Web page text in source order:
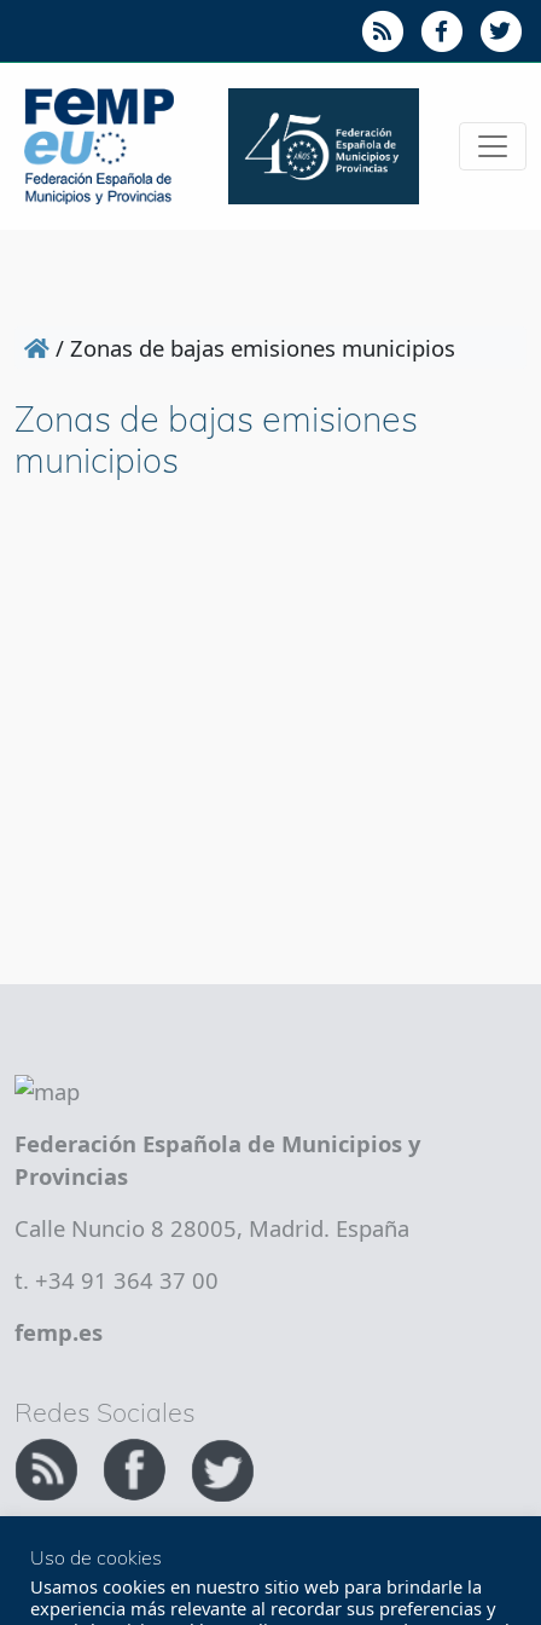
/ Zonas de bajas emisiones municipios
Zonas de bajas emisiones
municipios
Federación Española de Municipios y
Provincias
Calle Nuncio 8 28005, Madrid. España
t. +34 91 364 37 00
femp.es
Redes Sociales
Copyright FEMP
Accesibilidad
Uso de cookies
Usamos cookies en nuestro sitio web para brindarle la
experiencia más relevante al recordar sus preferencias y